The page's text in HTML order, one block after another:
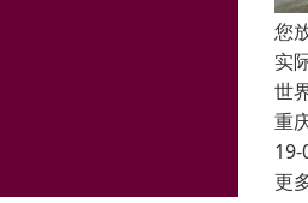
您
实
世
重
19-
更